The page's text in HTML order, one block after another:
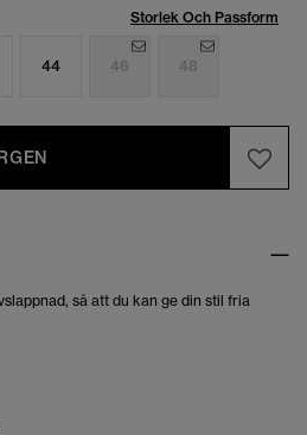
Storlek Och Passform
44 46 48
så att du kan ge din stil fria